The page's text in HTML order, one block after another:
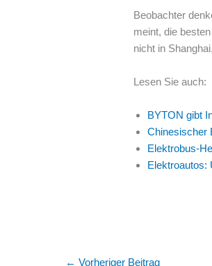
Beobachter
meint, die
nicht in
Lesen Sie auch:
BYTON gibt
Chinesischer
Elektrobus-
Elektroautos:
← Vorheriger Beitrag